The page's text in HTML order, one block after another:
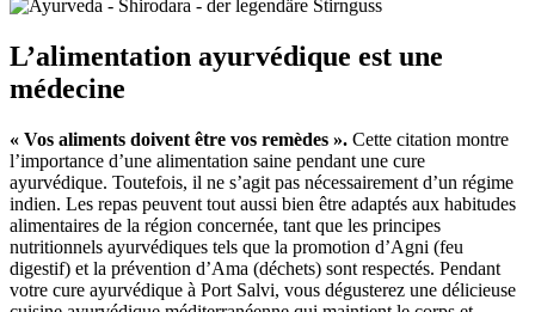
L’alimentation ayurvédique est une
médecine
« Vos aliments doivent être vos remèdes ». Cette citation montre
l’importance d’une alimentation saine pendant une cure
ayurvédique. Toutefois, il ne s’agit pas nécessairement d’un régime
indien. Les repas peuvent tout aussi bien être adaptés aux habitudes
alimentaires de la région concernée, tant que les principes
nutritionnels ayurvédiques tels que la promotion d’Agni (feu
digestif) et la prévention d’Ama (déchets) sont respectés. Pendant
votre cure ayurvédique à Port Salvi, vous dégusterez une délicieuse